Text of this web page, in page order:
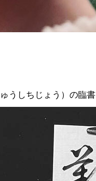
うしちじょう）の臨書